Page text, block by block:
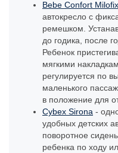
Bebe Confort Milofix
автокресло с
ремешком.
до годика, после
Ребенок
мягкими
регулируется по
маленького
в положение для
Cybex Sirona -
удобных детских
поворотное
ребенка по ходу